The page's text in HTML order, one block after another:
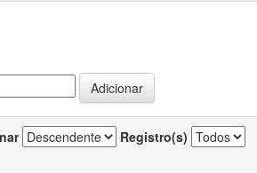
Registro(s)